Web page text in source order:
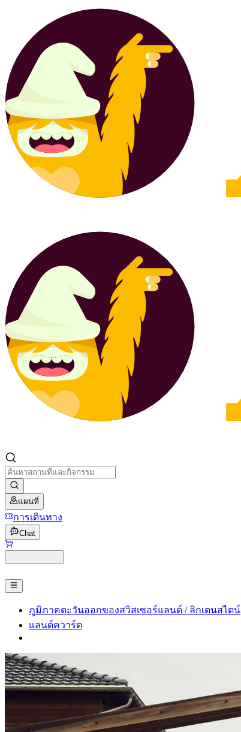
แผนที่
การเดินทาง
Chat
ภูมิภาคตะวันออกของสวิสเซอร์แลนด์ / ลิกเตนสไตน์
แลนด์ควาร์ต